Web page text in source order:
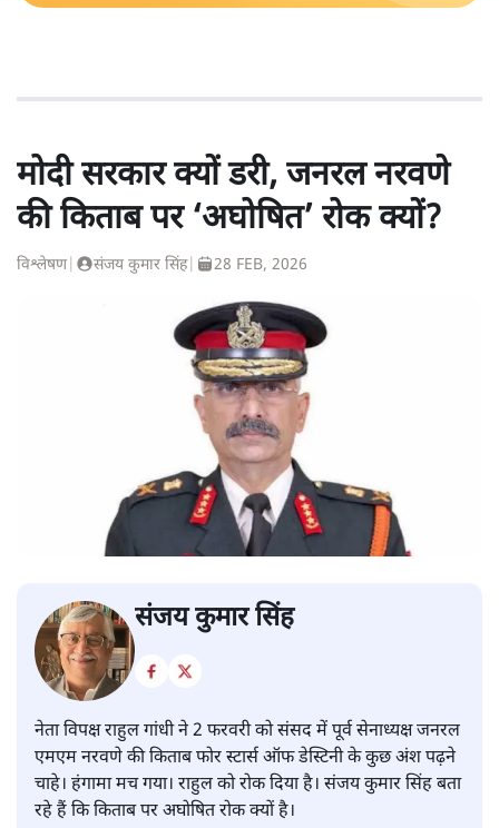
मोदी सरकार क्यों डरी, जनरल नरवणे
की किताब पर ‘अघोषित’ रोक क्यों?
विश्लेषण| संजय कुमार सिंह| 28 FEB, 2026
संजय कुमार सिंह
नेता विपक्ष राहुल गांधी ने 2 फरवरी को संसद में पूर्व सेनाध्यक्ष जनरल
एमएम नरवणे की किताब फोर स्टार्स ऑफ डेस्टिनी के कुछ अंश पढ़ने
चाहे। हंगामा मच गया। राहुल को रोक दिया है। संजय कुमार सिंह बता
रहे हैं कि किताब पर अघोषित रोक क्यों है।